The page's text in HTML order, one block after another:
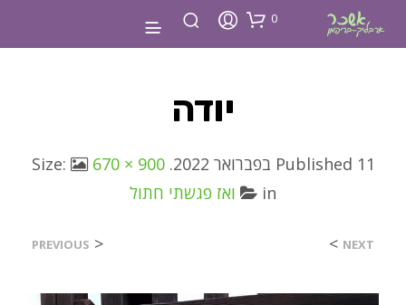
0
יודה
Published 11 בפברואר 2022 . Size:
670 × 900
in
ואז פגשתי חתול
<
PREVIOUS NEXT
>